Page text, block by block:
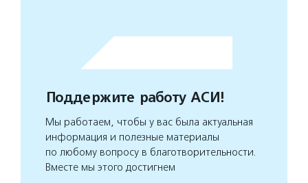
Поддержите работу АСИ!
Мы работаем, чтобы у вас была актуальная
информация и полезные материалы
по любому вопросу в благотворительности.
Вместе мы этого достигнем